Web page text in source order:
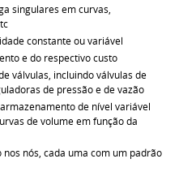
singulares em curvas,
constante ou variável
e do respectivo custo
válvulas, incluindo válvulas de
de pressão e de vazão
de nível variável
de volume em função da
nós, cada uma com um padrão